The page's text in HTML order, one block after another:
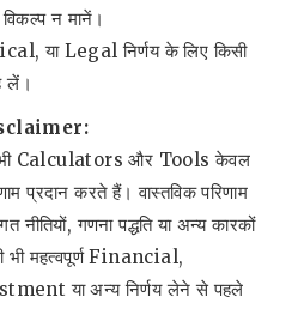
न मानें।
या Legal निर्णय के लिए किसी
लें।
Calculators और Tools केवल
प्रदान करते हैं। वास्तविक परिणाम
नीतियों, गणना पद्धति या अन्य कारकों
भी महत्वपूर्ण Financial,
या अन्य निर्णय लेने से पहले